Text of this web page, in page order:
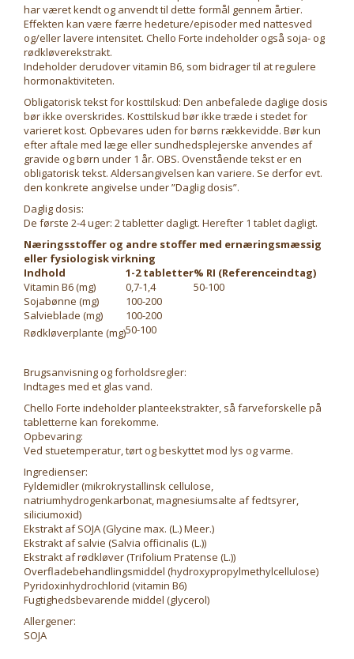
har været kendt og anvendt til dette formål gennem årtier.
Effekten kan være færre hedeture/episoder med nattesved
og/eller lavere intensitet. Chello Forte indeholder også soja- og
rødkløverekstrakt.
Indeholder derudover vitamin B6, som bidrager til at regulere
hormonaktiviteten.
Obligatorisk tekst for kosttilskud: Den anbefalede daglige dosis
bør ikke overskrides. Kosttilskud bør ikke træde i stedet for
varieret kost. Opbevares uden for børns rækkevidde. Bør kun
efter aftale med læge eller sundhedsplejerske anvendes af
gravide og børn under 1 år. OBS. Ovenstående tekst er en
obligatorisk tekst. Aldersangivelsen kan variere. Se derfor evt.
den konkrete angivelse under ”Daglig dosis”.
Daglig dosis:
De første 2-4 uger: 2 tabletter dagligt. Herefter 1 tablet dagligt.
Næringsstoffer og andre stoffer med ernæringsmæssig
eller fysiologisk virkning
Indhold
1-2 tabletter% RI (Referenceindtag)
Vitamin B6 (mg)
0,7-1,4
50-100
Sojabønne (mg)
100-200
Salvieblade (mg)
100-200
Rødkløverplante (mg)50-100
Brugsanvisning og forholdsregler:
Indtages med et glas vand.
Chello Forte indeholder planteekstrakter, så farveforskelle på
tabletterne kan forekomme.
Opbevaring:
Ved stuetemperatur, tørt og beskyttet mod lys og varme.
Ingredienser:
Fyldemidler (mikrokrystallinsk cellulose,
natriumhydrogenkarbonat, magnesiumsalte af fedtsyrer,
siliciumoxid)
Ekstrakt af SOJA (Glycine max. (L.) Meer.)
Ekstrakt af salvie (Salvia officinalis (L.))
Ekstrakt af rødkløver (Trifolium Pratense (L.))
Overfladebehandlingsmiddel (hydroxypropylmethylcellulose)
Pyridoxinhydrochlorid (vitamin B6)
Fugtighedsbevarende middel (glycerol)
Allergener:
SOJA